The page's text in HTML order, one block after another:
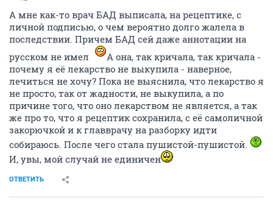
А мне как-то врач БАД выписала, на рецептике, с
личной подписью, о чем вероятно долго жалела в
последствии. Причем БАД сей даже аннотации на
русском не имел
А она, так кричала, так кричала -
почему я её лекарство не выкупила - наверное,
лечиться не хочу? Пока не выяснила, что лекарство я
не просто, так от жадности, не выкупила, а по
причине того, что оно лекарством не является, а так
же про то, что я рецептик сохранила, с её самоличной
закорючкой и к главврачу на разборку идти
собираюсь. После чего стала пушистой-пушистой.
И, увы, мой случай не единичен
ОТВЕТИТЬ